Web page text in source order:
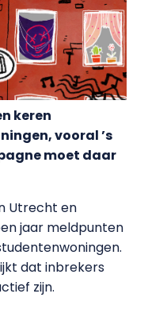
keren
vooral ’s
moet daar
Utrecht en
jaar meldpunten
dat inbrekers
zijn.